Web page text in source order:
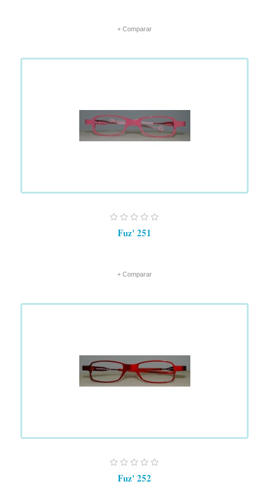
+ Comparar
Fuz' 251
+ Comparar
Fuz' 252